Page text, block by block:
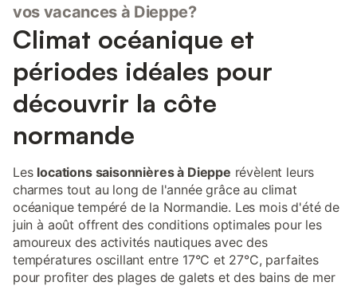
vos vacances à Dieppe?
Climat océanique et
périodes idéales pour
découvrir la côte
normande
Les locations saisonnières à Dieppe révèlent leurs
charmes tout au long de l'année grâce au climat
océanique tempéré de la Normandie. Les mois d'été de
juin à août offrent des conditions optimales pour les
amoureux des activités nautiques avec des
températures oscillant entre 17°C et 27°C, parfaites
pour profiter des plages de galets et des bains de mer